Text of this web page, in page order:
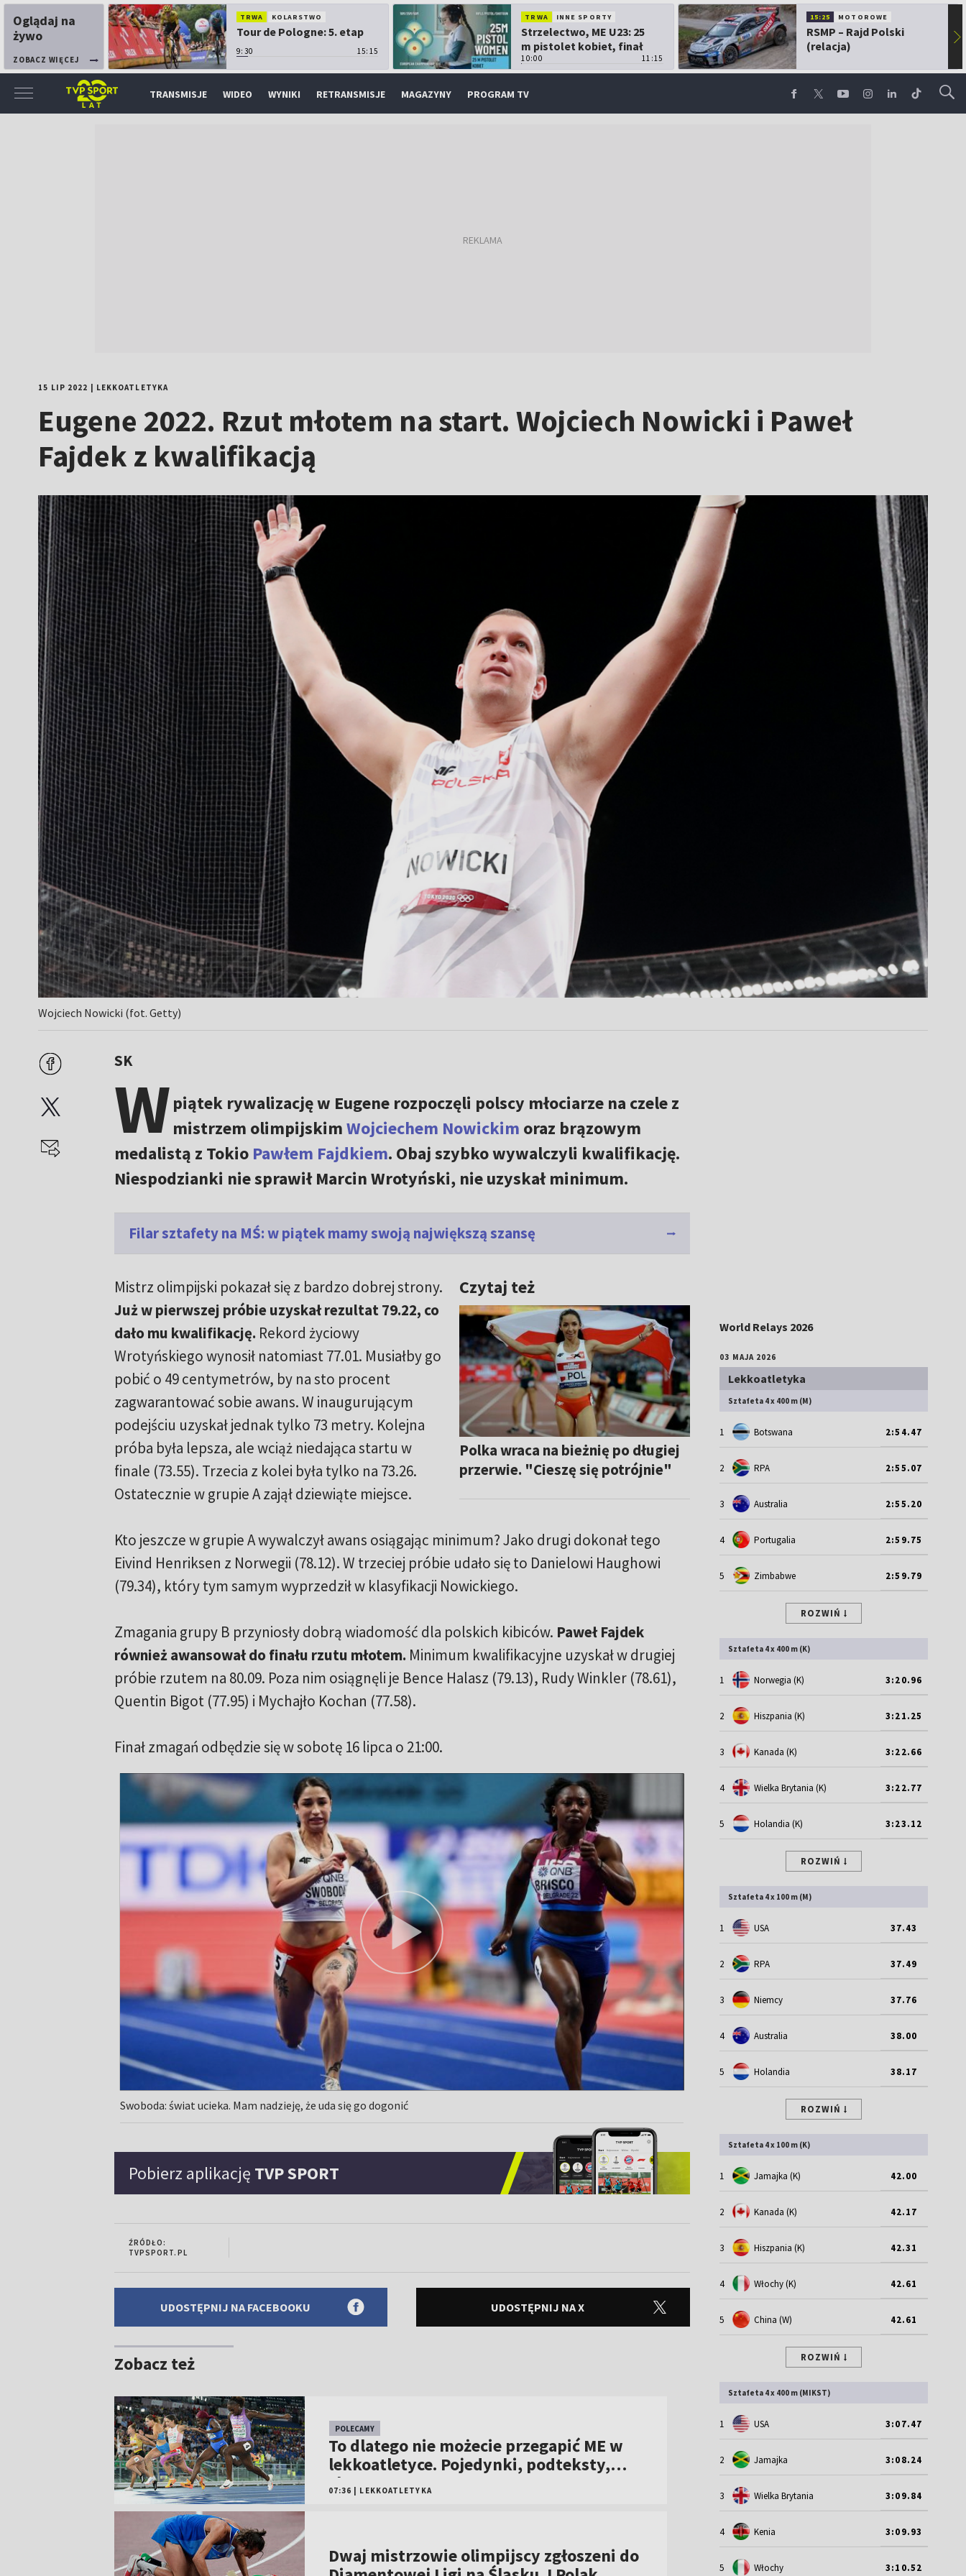
Oglądaj na
żywo
ZOBACZ WIĘCEJ
TRWA KOLARSTWO
Tour de Pologne: 5. etap
9:30 15:15
TRWA INNE SPORTY
Strzelectwo, ME U23: 25
m pistolet kobiet, finał
10:00 11:15
15:25 MOTOROWE
RSMP – Rajd Polski
(relacja)
▶
TRANSMISJE WIDEO WYNIKI RETRANSMISJE MAGAZYNY PROGRAM TV
15 LIP 2022 LEKKOATLETYKA
Eugene 2022. Rzut młotem na start. Wojciech Nowicki i Paweł
Fajdek z kwalifikacją
Wojciech Nowicki (fot. Getty)
SK
Wpiątek rywalizację w Eugene rozpoczęli polscy młociarze na czele z
mistrzem olimpijskimWojciechem Nowickim oraz brązowym
medalistą z Tokio Pawłem Fajdkiem. Obaj szybko wywalczyli kwalifikację.
Niespodzianki nie sprawił Marcin Wrotyński, nie uzyskał minimum.
Filar sztafety na MŚ: w piątek mamy swoją największą szansę
Czytaj też
Polka wraca na bieżnię po długiej
przerwie. "Cieszę się potrójnie"
Mistrz olimpijski pokazał się z bardzo dobrej strony.
Już w pierwszej próbie uzyskał rezultat 79.22, co
dało mu kwalifikację. Rekord życiowy
Wrotyńskiego wynosił natomiast 77.01. Musiałby go
pobić o 49 centymetrów, by na sto procent
zagwarantować sobie awans. W inaugurującym
podejściu uzyskał jednak tylko 73 metry. Kolejna
próba była lepsza, ale wciąż niedająca startu w
finale (73.55). Trzecia z kolei była tylko na 73.26.
Ostatecznie w grupie A zajął dziewiąte miejsce.
Kto jeszcze w grupie A wywalczył awans osiągając minimum? Jako drugi dokonał tego
Eivind Henriksen z Norwegii (78.12). W trzeciej próbie udało się to Danielowi Haughowi
(79.34), który tym samym wyprzedził w klasyfikacji Nowickiego.
Zmagania grupy B przyniosły dobrą wiadomość dla polskich kibiców. Paweł Fajdek
również awansował do finału rzutu młotem. Minimum kwalifikacyjne uzyskał w drugiej
próbie rzutem na 80.09. Poza nim osiągnęli je Bence Halasz (79.13), Rudy Winkler (78.61),
Quentin Bigot (77.95) i Mychajło Kochan (77.58).
Finał zmagań odbędzie się w sobotę 16 lipca o 21:00.
Swoboda: świat ucieka. Mam nadzieję, że uda się go dogonić
Pobierz aplikację TVP SPORT
ŹRÓDŁO:
TVPSPORT.PL
UDOSTĘPNIJ NA FACEBOOKU UDOSTĘPNIJ NA X
Zobacz też
POLECAMY
To dlatego nie możecie przegapić ME w
lekkoatletyce. Pojedynki, podteksty,
show
07:36 LEKKOATLETYKA
Dwaj mistrzowie olimpijscy zgłoszeni do
World Relays 2026
03 MAJA 2026
Lekkoatletyka
Sztafeta 4 x 400 m (M)
1 Botswana 2:54.47
2 RPA 2:55.07
3 Australia 2:55.20
4 Portugalia 2:59.75
5 Zimbabwe 2:59.79
ROZWIŃ
Sztafeta 4 x 400 m (K)
1 Norwegia (K) 3:20.96
2 Hiszpania (K) 3:21.25
3 Kanada (K) 3:22.66
4 Wielka Brytania (K) 3:22.77
5 Holandia (K) 3:23.12
ROZWIŃ
Sztafeta 4 x 100 m (M)
1 USA 37.43
2 RPA 37.49
3 Niemcy 37.76
4 Australia 38.00
5 Holandia 38.17
ROZWIŃ
Sztafeta 4 x 100 m (K)
1 Jamajka (K) 42.00
2 Kanada (K) 42.17
3 Hiszpania (K) 42.31
4 Włochy (K) 42.61
5 China (W) 42.61
ROZWIŃ
Sztafeta 4 x 400 m (MIKST)
1 USA 3:07.47
2 Jamajka 3:08.24
3 Wielka Brytania 3:09.84
4 Kenia 3:09.93
5 Włochy 3:10.52